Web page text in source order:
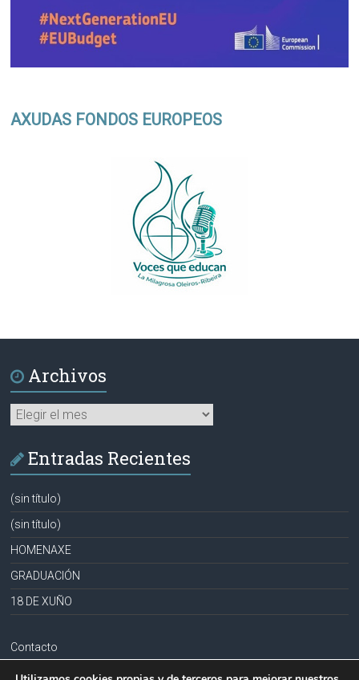
AXUDAS FONDOS EUROPEOS
Archivos
Archivos
Entradas Recientes
(sin título)
(sin título)
HOMENAXE
GRADUACIÓN
18 DE XUÑO
Contacto
Aviso legal